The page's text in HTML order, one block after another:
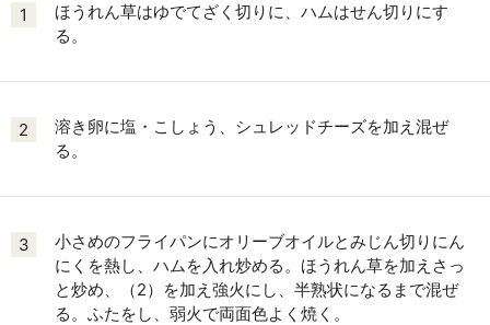
1
ほうれん草はゆでてざく切りに、ハムはせん切りにす
る。
2
溶き卵に塩・こしょう、シュレッドチーズを加え混ぜ
る。
3
小さめのフライパンにオリーブオイルとみじん切りにん
にくを熱し、ハムを入れ炒める。ほうれん草を加えさっ
と炒め、（2）を加え強火にし、半熟状になるまで混ぜ
る。ふたをし、弱火で両面色よく焼く。